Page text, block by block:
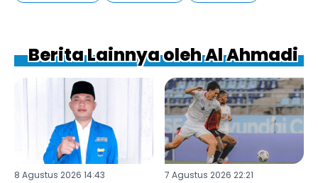
Berita Lainnya oleh Al Ahmadi
8 Agustus 2026 14:43 7 Agustus 2026 22:21